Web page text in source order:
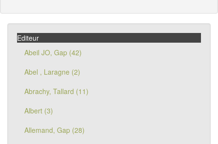
Editeur
Abeil JO, Gap (42)
Abel , Laragne (2)
Abrachy, Tallard (11)
Albert (3)
Allemand, Gap (28)